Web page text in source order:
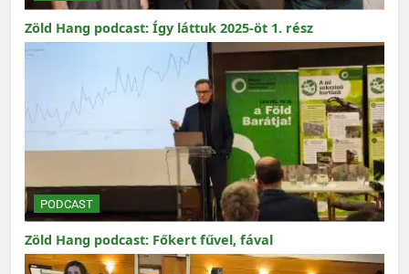
Zöld Hang podcast: Így láttuk 2025-öt 1. rész
PODCAST
Zöld Hang podcast: Főkert fűvel, fával